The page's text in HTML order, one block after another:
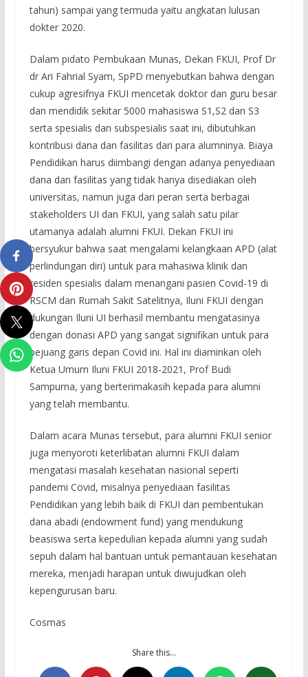
tahun) sampai yang termuda yaitu angkatan lulusan
dokter 2020.
Dalam pidato Pembukaan Munas, Dekan FKUI, Prof Dr
dr Ari Fahrial Syam, SpPD menyebutkan bahwa dengan
cukup agresifnya FKUI mencetak doktor dan guru besar
dan mendidik sekitar 5000 mahasiswa S1,S2 dan S3
serta spesialis dan subspesialis saat ini, dibutuhkan
kontribusi dana dan fasilitas dari para alumninya. Biaya
Pendidikan harus diimbangi dengan adanya penyediaan
dana dan fasilitas yang tidak hanya disediakan oleh
universitas, namun juga dari peran serta berbagai
stakeholders UI dan FKUI, yang salah satu pilar
utamanya adalah alumni FKUI. Dekan FKUI ini
bersyukur bahwa saat mengalami kelangkaan APD (alat
perlindungan diri) untuk para mahasiwa klinik dan
residen spesialis dalam menangani pasien Covid-19 di
RSCM dan Rumah Sakit Satelitnya, Iluni FKUI dengan
dukungan Iluni UI berhasil membantu mengatasinya
dengan donasi APD yang sangat signifikan untuk para
pejuang garis depan Covid ini. Hal ini diaminkan oleh
Ketua Umum Iluni FKUI 2018-2021, Prof Budi
Sampurna, yang berterimakasih kepada para alumni
yang telah membantu.
Dalam acara Munas tersebut, para alumni FKUI senior
juga menyoroti keterlibatan alumni FKUI dalam
mengatasi masalah kesehatan nasional seperti
pandemi Covid, misalnya penyediaan fasilitas
Pendidikan yang lebih baik di FKUI dan pembentukan
dana abadi (endowment fund) yang mendukung
beasiswa serta kepedulian kepada alumni yang sudah
sepuh dalam hal bantuan untuk pemantauan kesehatan
mereka, menjadi harapan untuk diwujudkan oleh
kepengurusan baru.
Cosmas
Share this…